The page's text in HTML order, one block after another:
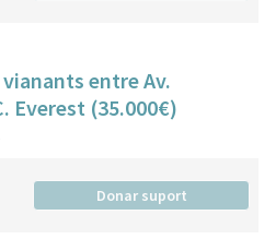
Roig i C. Everest (35.000€)
Donar suport